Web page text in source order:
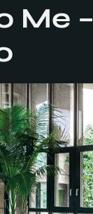
Me –